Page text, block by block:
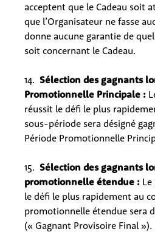
acceptent que le Cadeau soit
que l’Organisateur ne fasse
donne aucune garantie de
soit concernant le Cadeau.
14. Sélection des gagnants
Promotionnelle Principale :
réussit le défi le plus
sous-période sera désigné
Période Promotionnelle
15. Sélection des gagnants
promotionnelle étendue :
le défi le plus rapidement au
promotionnelle étendue sera
(« Gagnant Provisoire Final »).